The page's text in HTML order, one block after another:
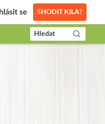
se SHODIT KILA?
Hledat